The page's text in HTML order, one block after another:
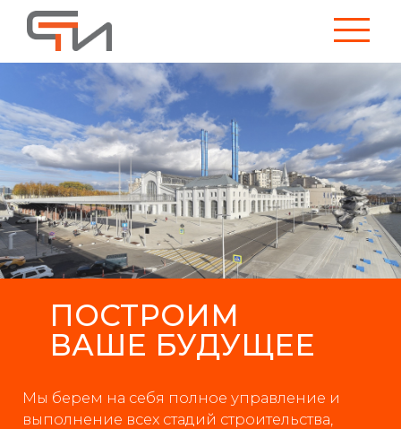
ПОСТРОИМ
ВАШЕ БУДУЩЕЕ
Мы берем на себя полное управление и
выполнение всех стадий строительства,